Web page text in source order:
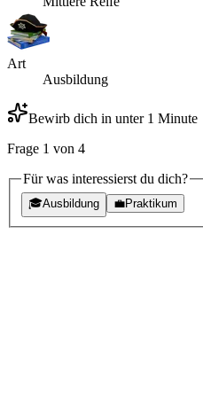
Art
Ausbildung
Bewirb dich in unter 1 Minute
Frage 1 von 4
Für was interessierst du dich?
🎓Ausbildung 💼Praktikum